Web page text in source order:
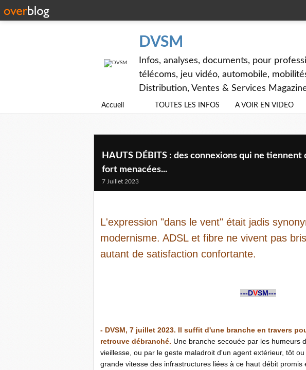
DVSM
Infos, analyses, documents, pour
télécoms, jeu vidéo, automobile,
Distribution, Ventes & Services
Accueil TOUTES LES INFOS A VOIR EN VIDEO
HAUTS DÉBITS : des connexions qui ne tiennent
fort menacées...
7 Juillet 2023
L'expression "dans le vent" était jadis
modernisme. ADSL et fibre ne vivent pas
autant de satisfaction confortante.
---DVSM---
- DVSM, 7 juillet 2023. Il suffit d'une branche en travers
retrouve débranché. Une branche secouée par les humeurs
vieillesse, ou par le geste maladroit d'un agent extérieur, tôt
grande vitesse des infrastructures liées à ce haut débit